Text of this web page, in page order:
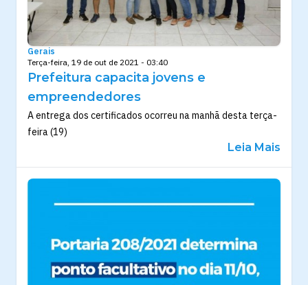
Gerais
Terça-feira, 19 de out de 2021 - 03:40
Prefeitura capacita jovens e
empreendedores
A entrega dos certificados ocorreu na manhã desta terça-
feira (19)
Leia Mais